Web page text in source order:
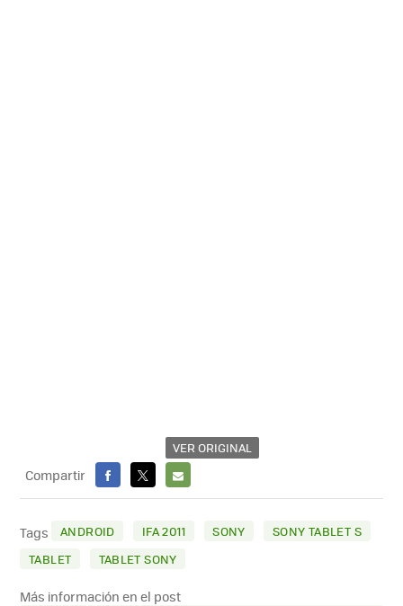
VER ORIGINAL
Compartir
FACEBOOK
X
E-
MAIL
Tags ANDROID IFA 2011 SONY
SONY TABLET S
TABLET
TABLET SONY
Más información en el post